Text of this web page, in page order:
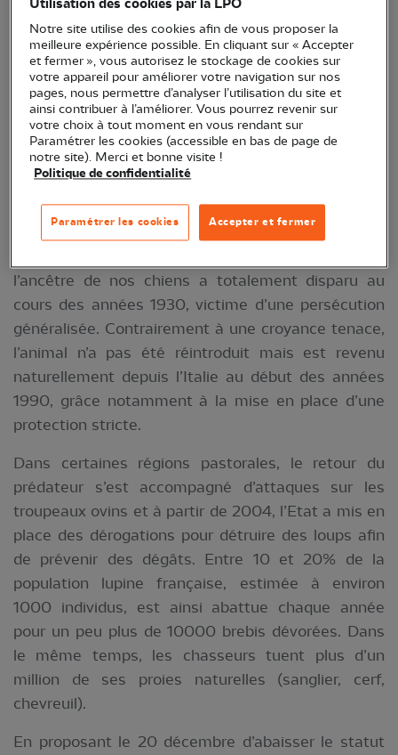
Crédit photo : Denis Simonin / LPO Isère
Présent dans une grande partie de l’Europe, le loup
vit en meute où règne une forte hiérarchie sociale.
l’ancêtre de nos chiens a totalement disparu au
cours des années 1930, victime d’une persécution
généralisée. Contrairement à une croyance tenace,
l’animal n’a pas été réintroduit mais est revenu
naturellement depuis l’Italie au début des années
1990, grâce notamment à la mise en place d’une
protection stricte.
Dans certaines régions pastorales, le retour du
prédateur s’est accompagné d’attaques sur les
troupeaux ovins et à partir de 2004, l’Etat a mis en
place des dérogations pour détruire des loups afin
de prévenir des dégâts. Entre 10 et 20% de la
population lupine française, estimée à environ
1000 individus, est ainsi abattue chaque année
pour un peu plus de 10000 brebis dévorées. Dans
le même temps, les chasseurs tuent plus d’un
million de ses proies naturelles (sanglier, cerf,
chevreuil).
En proposant le 20 décembre d’abaisser le statut
Utilisation des cookies par la LPO
Notre site utilise des cookies afin de vous proposer la
meilleure expérience possible. En cliquant sur « Accepter
et fermer », vous autorisez le stockage de cookies sur
votre appareil pour améliorer votre navigation sur nos
pages, nous permettre d’analyser l’utilisation du site et
ainsi contribuer à l’améliorer. Vous pourrez revenir sur
votre choix à tout moment en vous rendant sur
Paramétrer les cookies (accessible en bas de page de
notre site). Merci et bonne visite !
Politique de confidentialité
Accepter et fermer
Paramétrer les cookies